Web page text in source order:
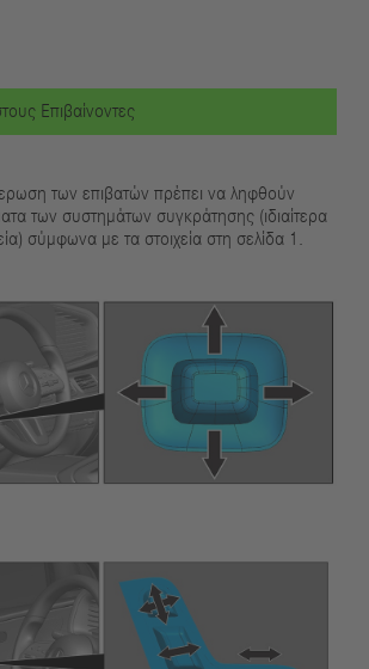
Επιβαίνοντες
των επιβατών πρέπει να ληφθούν
των συστημάτων συγκράτησης (ιδιαίτερα
σύμφωνα με τα στοιχεία στη σελίδα 1.